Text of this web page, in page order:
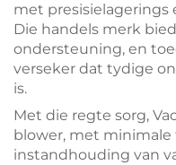
met presisielagerings
Die handels merk
ondersteuning, en
verseker dat tydige
is.
Met die regte sorg,
blower, met minimale
instandhouding van